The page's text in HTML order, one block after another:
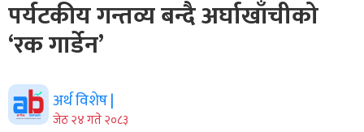
पर्यटकीय गन्तव्य बन्दै अर्घाखाँचीको
‘रक गार्डेन’
अर्थ विशेष |
जेठ २४ गते २०८३